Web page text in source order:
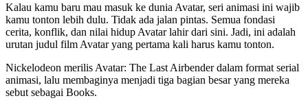
Kalau kamu baru mau masuk ke dunia Avatar, seri animasi ini wajib
kamu tonton lebih dulu. Tidak ada jalan pintas. Semua fondasi
cerita, konflik, dan nilai hidup Avatar lahir dari sini. Jadi, ini adalah
urutan judul film Avatar yang pertama kali harus kamu tonton.
Nickelodeon merilis Avatar: The Last Airbender dalam format serial
animasi, lalu membaginya menjadi tiga bagian besar yang mereka
sebut sebagai Books.